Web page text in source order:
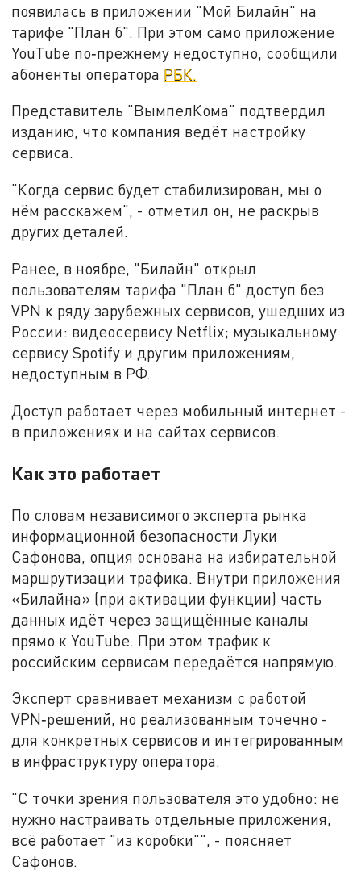
появилась в приложении "Мой Билайн" на
тарифе "План б". При этом само приложение
YouTube по‑прежнему недоступно, сообщили
абоненты оператора РБК.
Представитель "ВымпелКома" подтвердил
изданию, что компания ведёт настройку
сервиса.
"Когда сервис будет стабилизирован, мы о
нём расскажем", - отметил он, не раскрыв
других деталей.
Ранее, в ноябре, "Билайн" открыл
пользователям тарифа "План б" доступ без
VPN к ряду зарубежных сервисов, ушедших из
России: видеосервису Netflix; музыкальному
сервису Spotify и другим приложениям,
недоступным в РФ.
Доступ работает через мобильный интернет -
в приложениях и на сайтах сервисов.
Как это работает
По словам независимого эксперта рынка
информационной безопасности Луки
Сафонова, опция основана на избирательной
маршрутизации трафика. Внутри приложения
«Билайна» (при активации функции) часть
данных идёт через защищённые каналы
прямо к YouTube. При этом трафик к
российским сервисам передаётся напрямую.
Эксперт сравнивает механизм с работой
VPN‑решений, но реализованным точечно -
для конкретных сервисов и интегрированным
в инфраструктуру оператора.
"С точки зрения пользователя это удобно: не
нужно настраивать отдельные приложения,
всё работает "из коробки"", - поясняет
Сафонов.